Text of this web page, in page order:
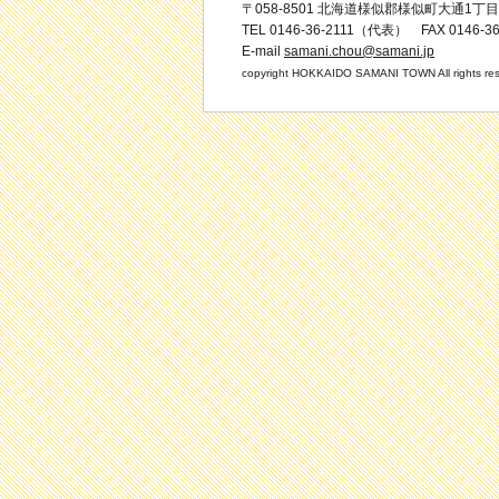
〒058-8501 北海道様似郡様似町大通1丁
TEL 0146-36-2111（代表） FAX 0146-
E-mail samani.chou@samani.jp
copyright HOKKAIDO SAMANI TOWN All rights